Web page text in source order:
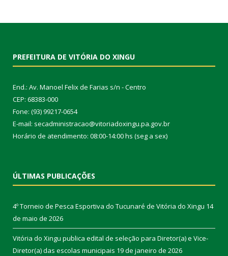
PREFEITURA DE VITÓRIA DO XINGU
End.: Av. Manoel Felix de Farias s/n - Centro
CEP: 68383-000
Fone: (93) 99217-0654
E-mail: secadministracao@vitoriadoxingu.pa.gov.br
Horário de atendimento: 08:00-14:00 hs (seg a sex)
ÚLTIMAS PUBLICAÇÕES
4º Torneio de Pesca Esportiva do Tucunaré de Vitória do Xingu 14
de maio de 2026
Vitória do Xingu publica edital de seleção para Diretor(a) e Vice-
Diretor(a) das escolas municipais 19 de janeiro de 2026